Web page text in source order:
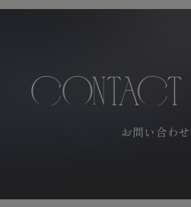
CONTACT
お問い合わせ